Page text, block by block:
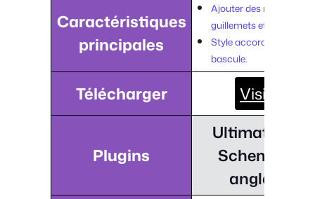
Caractéristiques
principales
Ajouter des médias, des
guillemets et des listes.
Style accordéon ou à
bascule.
Télécharger Visiter
Plugins
Ultimate FAQ
Schema (en
anglais)